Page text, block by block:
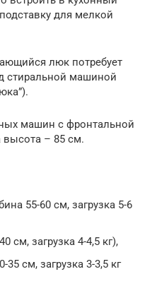
для мелкой
люк потребует
стиральной машиной
машин с фронтальной
высота – 85 см.
55-60 см, загрузка 5-6
см, загрузка 4-4,5 кг),
35 см, загрузка 3-3,5 кг